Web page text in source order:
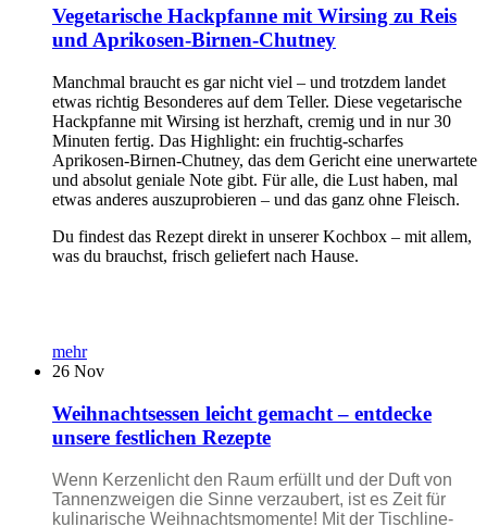
Vegetarische Hackpfanne mit Wirsing zu Reis
und Aprikosen-Birnen-Chutney
Manchmal braucht es gar nicht viel – und trotzdem landet
etwas richtig Besonderes auf dem Teller. Diese vegetarische
Hackpfanne mit Wirsing ist herzhaft, cremig und in nur 30
Minuten fertig. Das Highlight: ein fruchtig-scharfes
Aprikosen-Birnen-Chutney, das dem Gericht eine unerwartete
und absolut geniale Note gibt. Für alle, die Lust haben, mal
etwas anderes auszuprobieren – und das ganz ohne Fleisch.
Du findest das Rezept direkt in unserer Kochbox – mit allem,
was du brauchst, frisch geliefert nach Hause.
mehr
26 Nov
Weihnachtsessen leicht gemacht – entdecke
unsere festlichen Rezepte
Wenn Kerzenlicht den Raum erfüllt und der Duft von
Tannenzweigen die Sinne verzaubert, ist es Zeit für
kulinarische Weihnachtsmomente! Mit der Tischline-